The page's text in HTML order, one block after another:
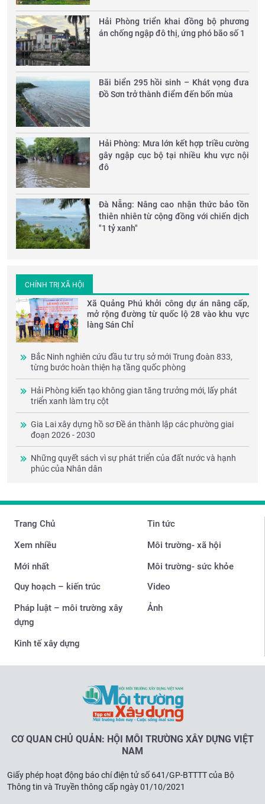
Hải Phòng triển khai đồng bộ phương
án chống ngập đô thị, ứng phó bão số 1
Bãi biển 295 hồi sinh – Khát vọng đưa
Đồ Sơn trở thành điểm đến bốn mùa
Hải Phòng: Mưa lớn kết hợp triều cường
gây ngập cục bộ tại nhiều khu vực nội
đô
Đà Nẵng: Nâng cao nhận thức bảo tồn
thiên nhiên từ cộng đồng với chiến dịch
"1 tỷ xanh"
CHÍNH TRỊ XÃ HỘI
Xã Quảng Phú khởi công dự án nâng cấp,
mở rộng đường từ quốc lộ 28 vào khu vực
làng Sán Chỉ
Bắc Ninh nghiên cứu đầu tư trụ sở mới Trung đoàn 833,
từng bước hoàn thiện hạ tầng quốc phòng
Hải Phòng kiến tạo không gian tăng trưởng mới, lấy phát
triển xanh làm trụ cột
Gia Lai xây dựng hồ sơ Đề án thành lập các phường giai
đoạn 2026 - 2030
Những quyết sách vì sự phát triển của đất nước và hạnh
phúc của Nhân dân
Trang Chủ
Xem nhiều
Mới nhất
Tin tức
Môi trường- xã hội
Môi trường- sức khỏe
Quy hoạch – kiến trúc
Pháp luật – môi trường xây
dựng
Kinh tế xây dựng
Video
Ảnh
CƠ QUAN CHỦ QUẢN: HỘI MÔI TRƯỜNG XÂY DỰNG VIỆT
NAM
Giấy phép hoạt động báo chí điện tử số 641/GP-BTTTT của Bộ
Thông tin và Truyền thông cấp ngày 01/10/2021